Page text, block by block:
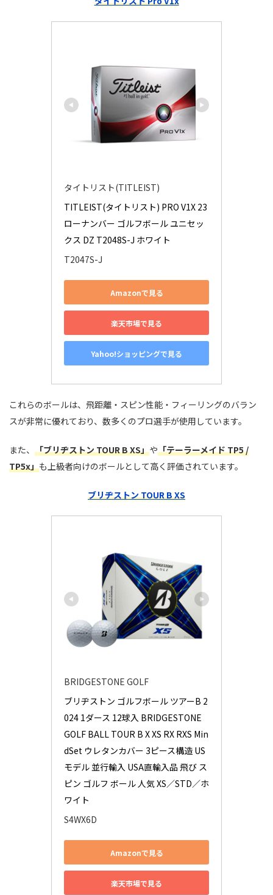
タイトリスト(TITLEIST)
TITLEIST(タイトリスト) PRO V1X 23
ローナンバー ゴルフボール ユニセッ
クス DZ T2048S-J ホワイト
T2047S-J
Amazonで見る
楽天市場で見る
Yahoo!ショッピングで見る
これらのボールは、飛距離・スピン性能・フィーリングのバラン
スが非常に優れており、数多くのプロ選手が使用しています。
また、 「ブリヂストン TOUR B XS」や「テーラーメイド TP5 /
TP5x」も上級者向けのボールとして高く評価されています。
ブリヂストン TOUR B XS
BRIDGESTONE GOLF
ブリヂストン ゴルフボール ツアーB 2
024 1ダース 12球入 BRIDGESTONE
GOLF BALL TOUR B X XS RX RXS Min
dSet ウレタンカバー 3ピース構造 US
モデル 並行輸入 USA直輸入品 飛び ス
ピン ゴルフ ボール 人気 XS／STD／ホ
ワイト
S4WX6D
Amazonで見る
楽天市場で見る